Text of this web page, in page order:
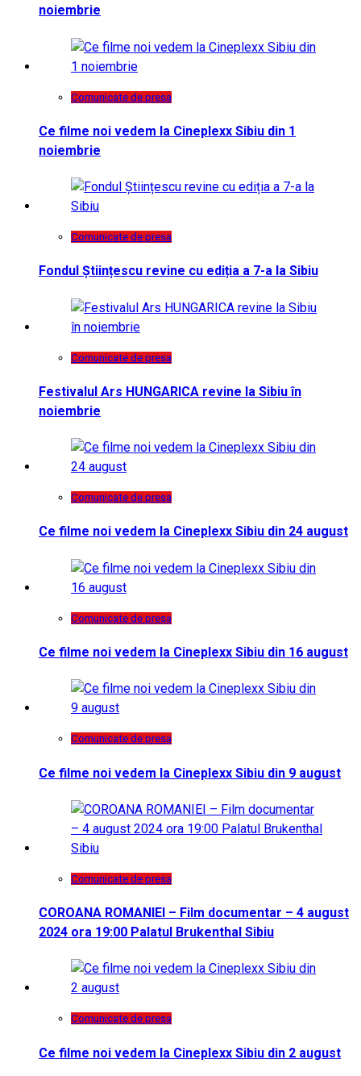
noiembrie
Comunicate de presa
Ce filme noi vedem la Cineplexx Sibiu din 1
noiembrie
Comunicate de presa
Fondul Științescu revine cu ediția a 7-a la Sibiu
Comunicate de presa
Festivalul Ars HUNGARICA revine la Sibiu în
noiembrie
Comunicate de presa
Ce filme noi vedem la Cineplexx Sibiu din 24 august
Comunicate de presa
Ce filme noi vedem la Cineplexx Sibiu din 16 august
Comunicate de presa
Ce filme noi vedem la Cineplexx Sibiu din 9 august
Comunicate de presa
COROANA ROMANIEI – Film documentar – 4 august
2024 ora 19:00 Palatul Brukenthal Sibiu
Comunicate de presa
Ce filme noi vedem la Cineplexx Sibiu din 2 august